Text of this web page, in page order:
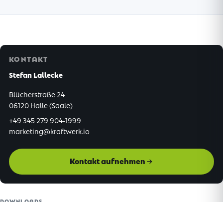
KONTAKT
Stefan Lallecke
Blücherstraße 24
06120 Halle (Saale)
+49 345 279 904-1999
marketing@kraftwerk.io
Kontakt aufnehmen